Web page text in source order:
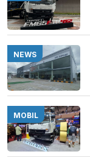
NEWS
MOBIL